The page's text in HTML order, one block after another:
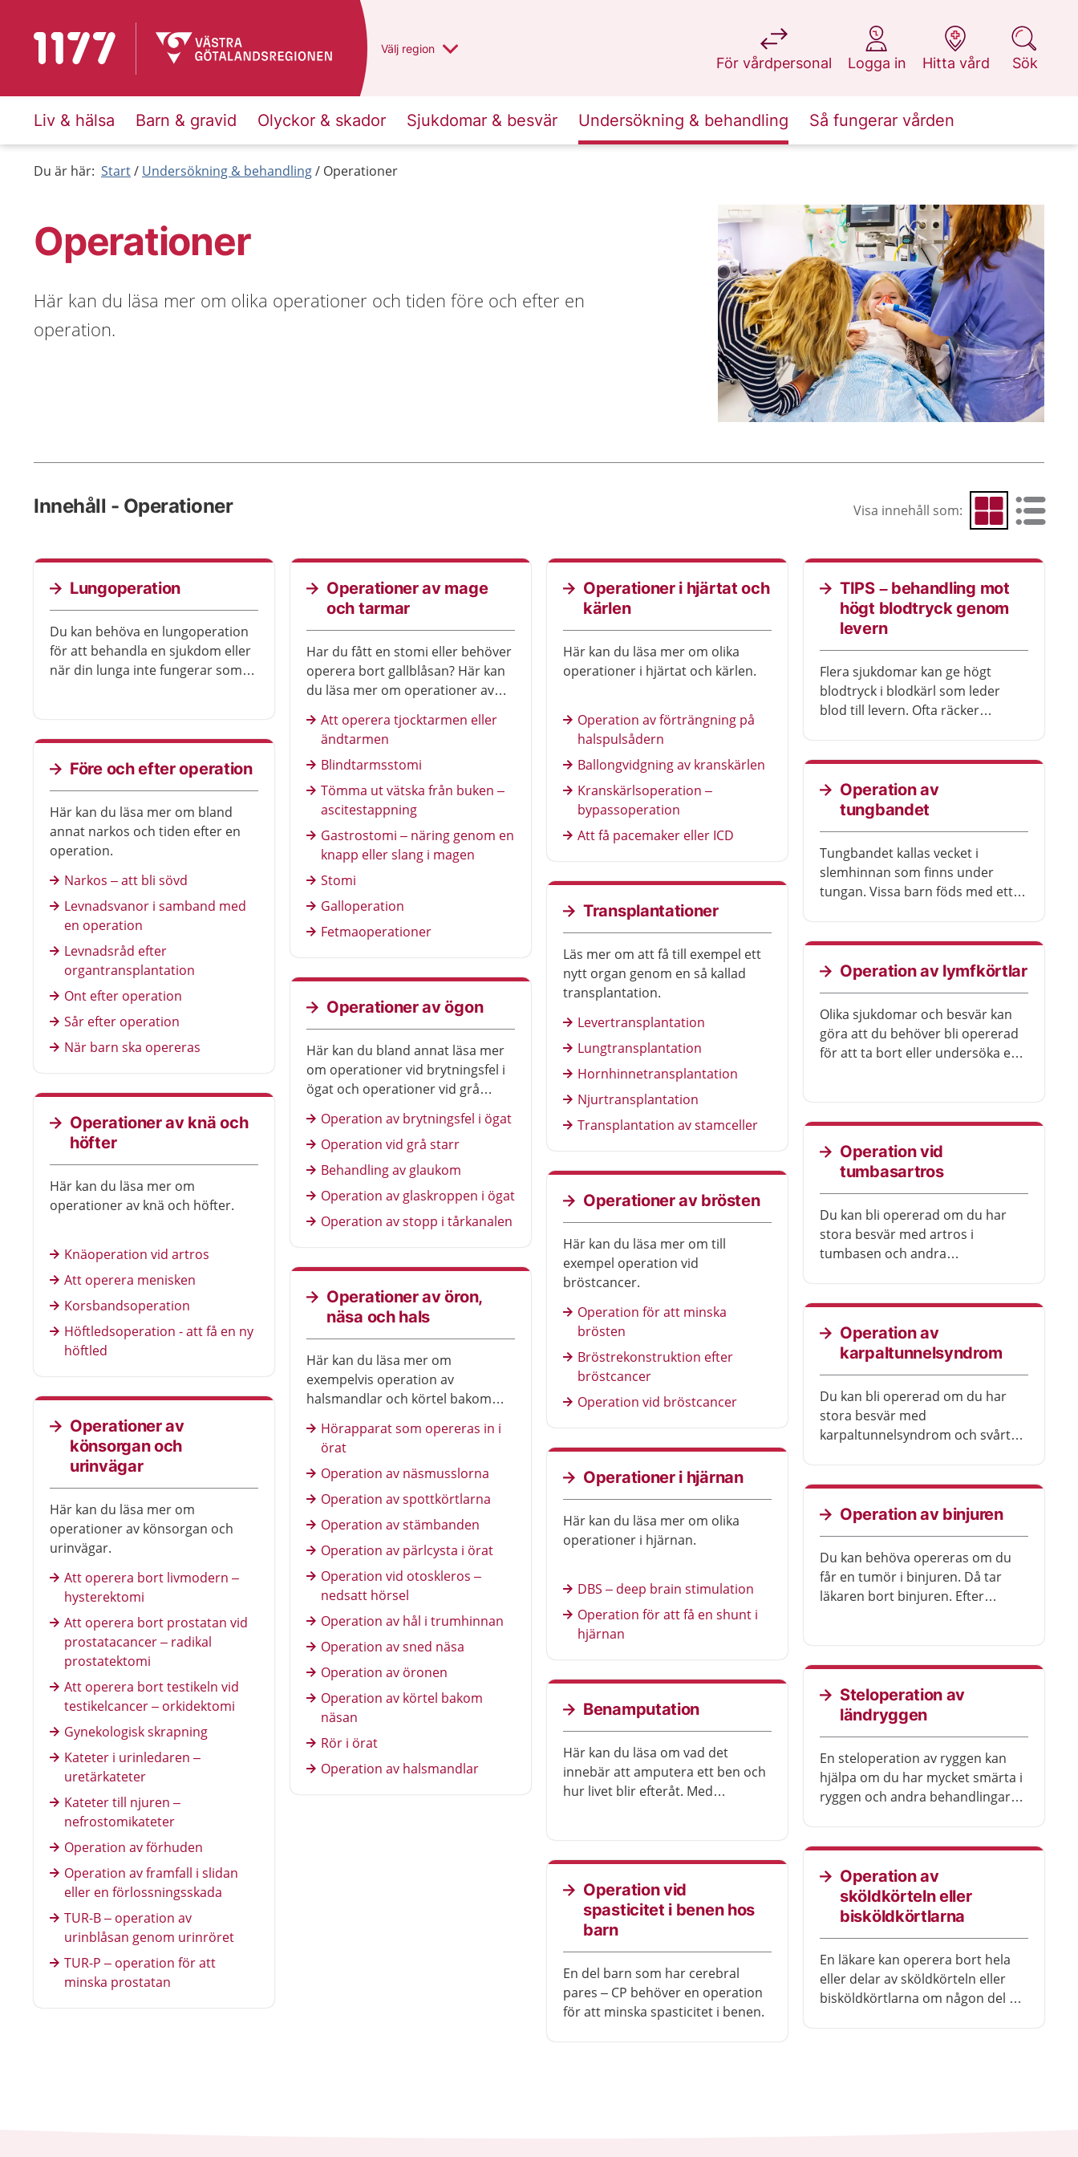
Till startsidan för 1177 Du har valt region
Välj en annan
region
För vårdpersonal
på 1177.se
Logga in
på 1177.se
Hitta vård
på 1177.se
Sök
på 1177.se
Liv & hälsa Barn & gravid Olyckor & skador Sjukdomar & besvär Undersökning & behandling Så fungerar vården
Du är här: Start Undersökning & behandling Operationer
Operationer
Här kan du läsa mer om olika operationer och tiden före och efter en
operation.
Innehåll - Operationer Visa innehåll som: Visa som rutnät
Visa som
Lungoperation
Du kan behöva en lungoperation
för att behandla en sjukdom eller
när din lunga inte fungerar som
Före och efter operation
Här kan du läsa mer om bland
annat narkos och tiden efter en
operation.
Narkos – att bli sövd
Levnadsvanor i samband med
en operation
Levnadsråd efter
organtransplantation
Ont efter operation
Sår efter operation
När barn ska opereras
Operationer av knä och
höfter
Här kan du läsa mer om
operationer av knä och höfter.
Knäoperation vid artros
Att operera menisken
Korsbandsoperation
Höftledsoperation - att få en ny
höftled
Operationer av
könsorgan och
urinvägar
Här kan du läsa mer om
operationer av könsorgan och
urinvägar.
Att operera bort livmodern –
hysterektomi
Att operera bort prostatan vid
prostatacancer – radikal
prostatektomi
Att operera bort testikeln vid
testikelcancer – orkidektomi
Gynekologisk skrapning
Kateter i urinledaren –
uretärkateter
Kateter till njuren –
nefrostomikateter
Operation av förhuden
Operation av framfall i slidan
eller en förlossningsskada
TUR-B – operation av
urinblåsan genom urinröret
TUR-P – operation för att
minska prostatan
Operationer av mage
och tarmar
Har du fått en stomi eller behöver
operera bort gallblåsan? Här kan
du läsa mer om operationer av
Att operera tjocktarmen eller
ändtarmen
Blindtarmsstomi
Tömma ut vätska från buken –
ascitestappning
Gastrostomi – näring genom en
knapp eller slang i magen
Stomi
Galloperation
Fetmaoperationer
Operationer av ögon
Här kan du bland annat läsa mer
om operationer vid brytningsfel i
ögat och operationer vid grå
Operation av brytningsfel i ögat
Operation vid grå starr
Behandling av glaukom
Operation av glaskroppen i ögat
Operation av stopp i tårkanalen
Operationer av öron,
näsa och hals
Här kan du läsa mer om
exempelvis operation av
halsmandlar och körtel bakom
Hörapparat som opereras in i
örat
Operation av näsmusslorna
Operation av spottkörtlarna
Operation av stämbanden
Operation av pärlcysta i örat
Operation vid otoskleros –
nedsatt hörsel
Operation av hål i trumhinnan
Operation av sned näsa
Operation av öronen
Operation av körtel bakom
näsan
Rör i örat
Operation av halsmandlar
Operationer i hjärtat och
kärlen
Här kan du läsa mer om olika
operationer i hjärtat och kärlen.
Operation av förträngning på
halspulsådern
Ballongvidgning av kranskärlen
Kranskärlsoperation –
bypassoperation
Att få pacemaker eller ICD
Transplantationer
Läs mer om att få till exempel ett
nytt organ genom en så kallad
transplantation.
Levertransplantation
Lungtransplantation
Hornhinnetransplantation
Njurtransplantation
Transplantation av stamceller
Operationer av brösten
Här kan du läsa mer om till
exempel operation vid
bröstcancer.
Operation för att minska
brösten
Bröstrekonstruktion efter
bröstcancer
Operation vid bröstcancer
Operationer i hjärnan
Här kan du läsa mer om olika
operationer i hjärnan.
DBS – deep brain stimulation
Operation för att få en shunt i
hjärnan
Benamputation
Här kan du läsa om vad det
innebär att amputera ett ben och
hur livet blir efteråt. Med
god livskvalitet efter operationen.
Operation vid
spasticitet i benen hos
barn
En del barn som har cerebral
pares – CP behöver en operation
för att minska spasticitet i benen.
TIPS – behandling mot
högt blodtryck genom
levern
Flera sjukdomar kan ge högt
blodtryck i blodkärl som leder
blod till levern. Ofta räcker
behandling för att vidga blodkärl i
levern. Då sjunker blodtrycket.
Operation av
tungbandet
Tungbandet kallas vecket i
slemhinnan som finns under
tungan. Vissa barn föds med ett
Barn som har besvär med detta
kan opereras.
Operation av lymfkörtlar
Olika sjukdomar och besvär kan
göra att du behöver bli opererad
för att ta bort eller undersöka en
Operation vid
tumbasartros
Du kan bli opererad om du har
stora besvär med artros i
tumbasen och andra
operationen.
Operation av
karpaltunnelsyndrom
Du kan bli opererad om du har
stora besvär med
karpaltunnelsyndrom och svårt
Operation av binjuren
Du kan behöva opereras om du
får en tumör i binjuren. Då tar
läkaren bort binjuren. Efter
Steloperation av
ländryggen
En steloperation av ryggen kan
hjälpa om du har mycket smärta i
ryggen och andra behandlingar
är bara delen som opererats som
blir stel.
Operation av
sköldkörteln eller
bisköldkörtlarna
En läkare kan operera bort hela
eller delar av sköldkörteln eller
bisköldkörtlarna om någon del är